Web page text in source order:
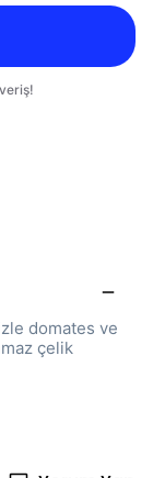
domates ve
çelik